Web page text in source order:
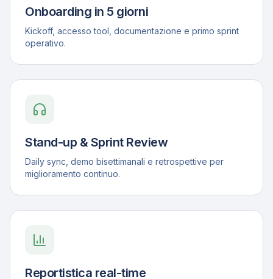
Onboarding in 5 giorni
Kickoff, accesso tool, documentazione e primo sprint
operativo.
Stand-up & Sprint Review
Daily sync, demo bisettimanali e retrospettive per
miglioramento continuo.
Reportistica real-time